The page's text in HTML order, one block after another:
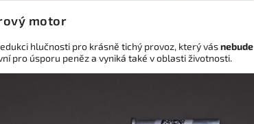
motor
hlučnosti pro krásně tichý provoz, který vásnebude
pro úsporu peněz a vyniká také v oblasti životnosti.